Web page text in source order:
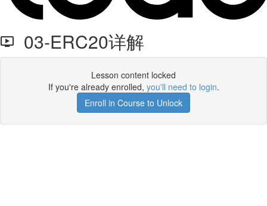
03-ERC20详解
Lesson content locked
If you're already enrolled, you'll need to login.
Enroll in Course to Unlock